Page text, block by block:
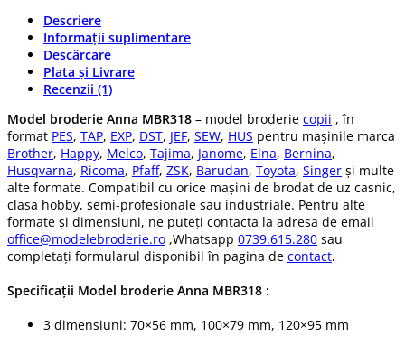
Descriere
Informații suplimentare
Descărcare
Plata și Livrare
Recenzii (1)
Model broderie Anna MBR318 – model broderie copii , în
format PES, TAP, EXP, DST, JEF, SEW, HUS pentru mașinile marca
Brother, Happy, Melco, Tajima, Janome, Elna, Bernina,
Husqvarna, Ricoma, Pfaff, ZSK, Barudan, Toyota, Singer și multe
alte formate. Compatibil cu orice mașini de brodat de uz casnic,
clasa hobby, semi-profesionale sau industriale. Pentru alte
formate și dimensiuni, ne puteți contacta la adresa de email
office@modelebroderie.ro ,Whatsapp 0739.615.280 sau
completați formularul disponibil în pagina de contact.
Specificații Model broderie Anna MBR318 :
3 dimensiuni: 70×56 mm, 100×79 mm, 120×95 mm